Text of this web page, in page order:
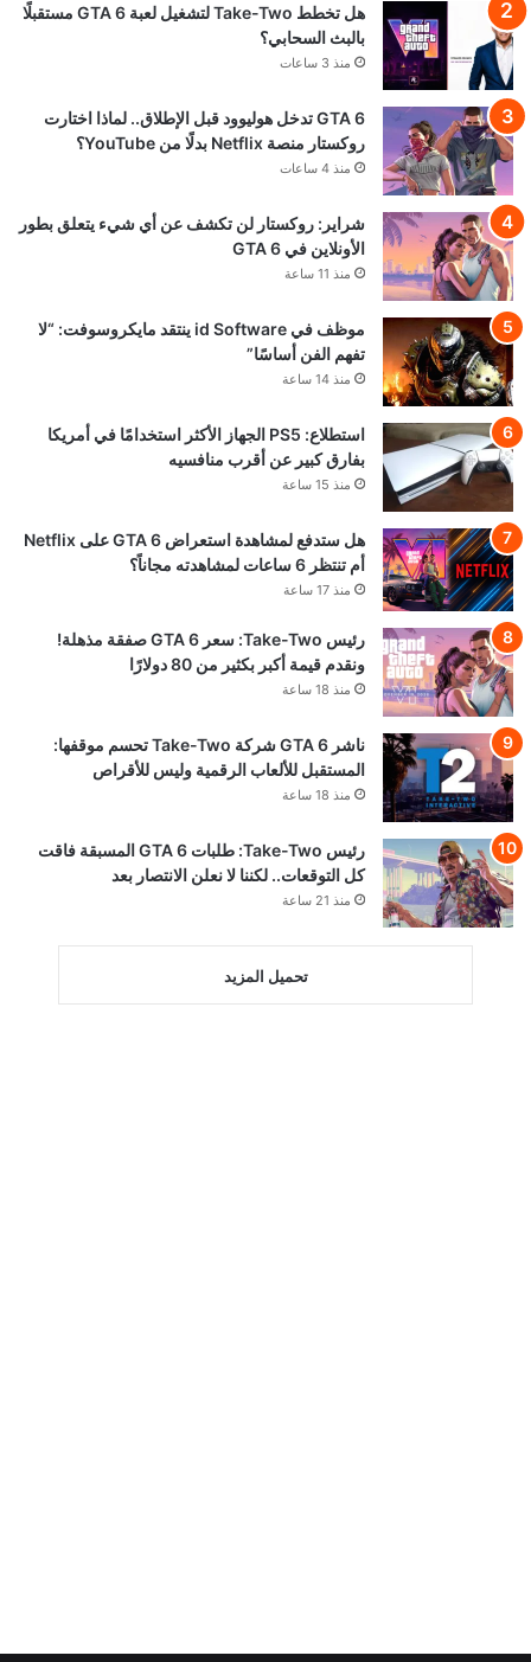
هل تخطط Take-Two لتشغيل لعبة GTA 6 مستقبلًا
بالبث السحابي؟
منذ 3 ساعات
GTA 6 تدخل هوليوود قبل الإطلاق.. لماذا اختارت
روكستار منصة Netflix بدلًا من YouTube؟
منذ 4 ساعات
شراير: روكستار لن تكشف عن أي شيء يتعلق بطور
الأونلاين في GTA 6
منذ 11 ساعة
موظف في id Software ينتقد مايكروسوفت: “لا
تفهم الفن أساسًا”
منذ 14 ساعة
استطلاع: PS5 الجهاز الأكثر استخدامًا في أمريكا
بفارق كبير عن أقرب منافسيه
منذ 15 ساعة
هل ستدفع لمشاهدة استعراض GTA 6 على Netflix
أم تنتظر 6 ساعات لمشاهدته مجاناً؟
منذ 17 ساعة
رئيس Take-Two: سعر GTA 6 صفقة مذهلة!
ونقدم قيمة أكبر بكثير من 80 دولارًا
منذ 18 ساعة
ناشر GTA 6 شركة Take-Two تحسم موقفها:
المستقبل للألعاب الرقمية وليس للأقراص
منذ 18 ساعة
رئيس Take-Two: طلبات GTA 6 المسبقة فاقت
كل التوقعات.. لكننا لا نعلن الانتصار بعد
منذ 21 ساعة
تحميل المزيد